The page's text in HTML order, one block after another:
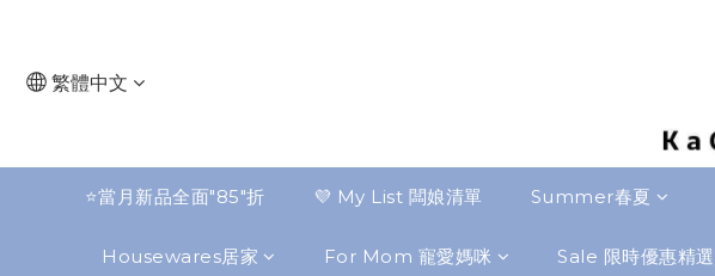
繁體中文
⭐️當月新品全面"85"折 💜 My List 闆娘清單 Summer春夏
Housewares居家 For Mom 寵愛媽咪 Sale 限時優惠精選